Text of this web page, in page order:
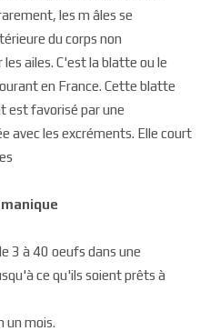
les m âles se
du corps non
ailes. C'est la blatte ou le
en France. Cette blatte
est favorisé par une
avec les excréments. Elle court
3 à 40 oeufs dans une
ce qu'ils soient prêts à
un mois.